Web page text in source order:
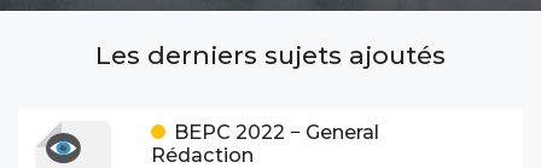
Les derniers sujets ajoutés
BEPC 2022 − General
Rédaction